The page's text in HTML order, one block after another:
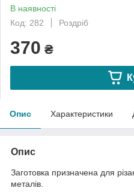
В наявності
Код: 282
Роздріб
370 ₴
Опис Характеристики
Опис
Заготовка призначена для
металів.